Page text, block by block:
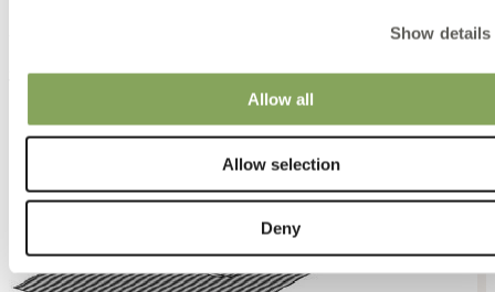
Show details
Allow all
Allow selection
Deny
将纸背从胶带上移除，对齐材料的线条，然后将粘性的一面牢